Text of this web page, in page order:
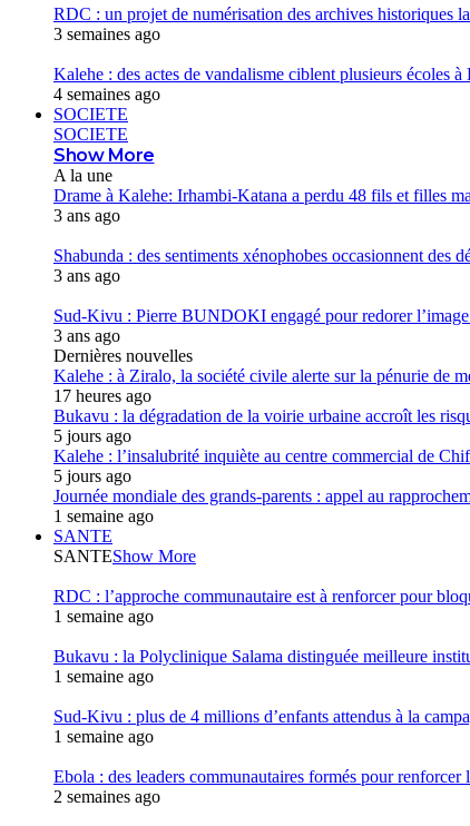
RDC : un projet de numérisation des archives historiques
3 semaines ago
Kalehe : des actes de vandalisme ciblent plusieurs écoles
4 semaines ago
SOCIETE
SOCIETE
Show More
A la une
Drame à Kalehe: Irhambi-Katana a perdu 48 fils et filles
3 ans ago
Shabunda : des sentiments xénophobes occasionnent des
3 ans ago
Sud-Kivu : Pierre BUNDOKI engagé pour redorer
3 ans ago
Dernières nouvelles
Kalehe : à Ziralo, la société civile alerte sur la pénurie de
17 heures ago
Bukavu : la dégradation de la voirie urbaine accroît les
5 jours ago
Kalehe : l’insalubrité inquiète au centre commercial de
5 jours ago
Journée mondiale des grands-parents : appel au
1 semaine ago
SANTE
SANTEShow More
RDC : l’approche communautaire est à renforcer pour
1 semaine ago
Bukavu : la Polyclinique Salama distinguée meilleure
1 semaine ago
Sud-Kivu : plus de 4 millions d’enfants attendus à la
1 semaine ago
Ebola : des leaders communautaires formés pour
2 semaines ago